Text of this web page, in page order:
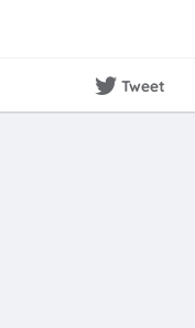
Tweet